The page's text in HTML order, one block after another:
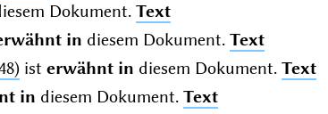
Dokument. Text
in diesem Dokument. Text
ist erwähnt in diesem Dokument. Text
in diesem Dokument. Text